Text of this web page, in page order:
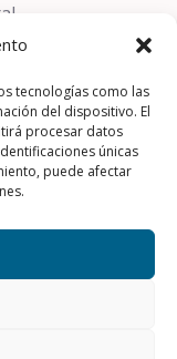
tecnologías como las
del dispositivo. El
procesar datos
únicas
puede afectar